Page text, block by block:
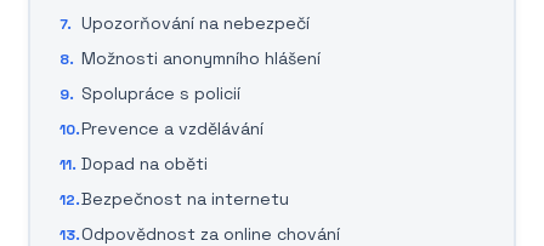
Upozorňování na nebezpečí
Možnosti anonymního hlášení
Spolupráce s policií
Prevence a vzdělávání
Dopad na oběti
Bezpečnost na internetu
Odpovědnost za online chování